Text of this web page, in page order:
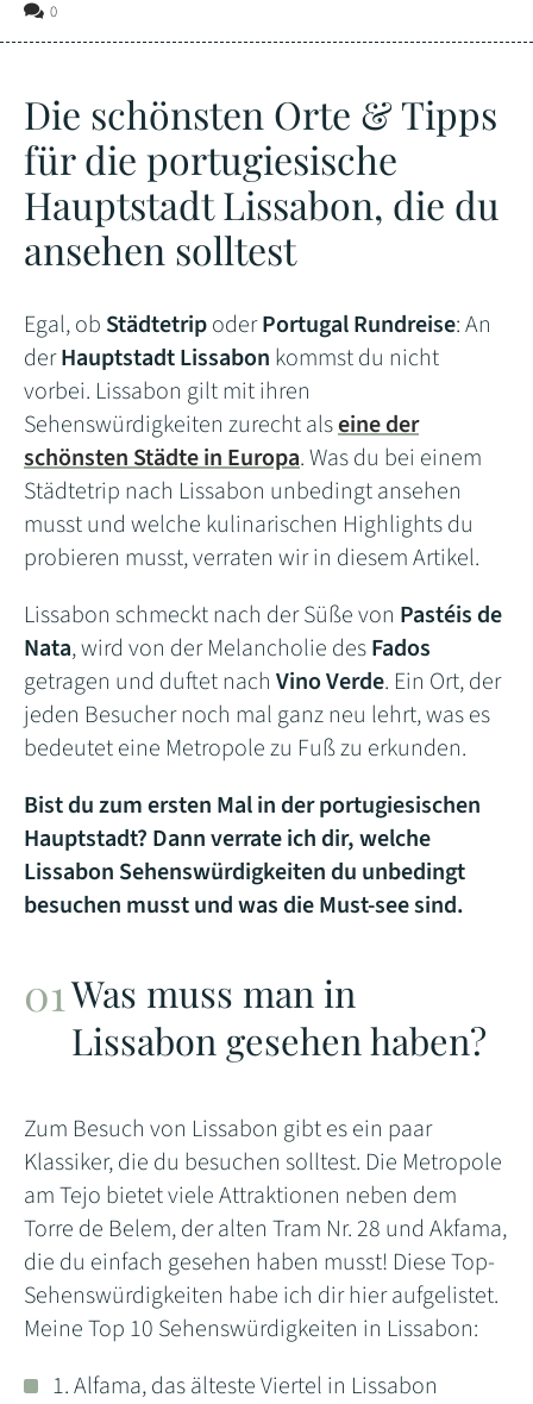
0
Die schönsten Orte & Tipps
für die portugiesische
Hauptstadt Lissabon, die du
ansehen solltest
Egal, ob StädtetripoderPortugal Rundreise: An
derHauptstadt Lissabon kommst du nicht
vorbei. Lissabon gilt mit ihren
Sehenswürdigkeiten zurecht alseine der
schönsten Städte in Europa. Was du bei einem
Städtetrip nach Lissabon unbedingt ansehen
musst und welche kulinarischen Highlights du
probieren musst, verraten wir in diesem Artikel.
Lissabon schmeckt nach der Süße von Pastéis de
Nata, wird von der Melancholie desFados
getragen und duftet nach Vino Verde. Ein Ort, der
jeden Besucher noch mal ganz neu lehrt, was es
bedeutet eine Metropole zu Fuß zu erkunden.
Bist du zum ersten Mal in der portugiesischen
Hauptstadt? Dann verrate ich dir, welche
Lissabon Sehenswürdigkeiten du unbedingt
besuchen musst und was die Must-see sind.
Was muss man in
Lissabon gesehen haben?
Zum Besuch von Lissabon gibt es ein paar
Klassiker, die du besuchen solltest. Die Metropole
am Tejo bietet viele Attraktionen neben dem
Torre de Belem, der alten Tram Nr. 28 und Akfama,
die du einfach gesehen haben musst! Diese Top-
Sehenswürdigkeiten habe ich dir hier aufgelistet.
Meine Top 10 Sehenswürdigkeiten in Lissabon:
1. Alfama, das älteste Viertel in Lissabon